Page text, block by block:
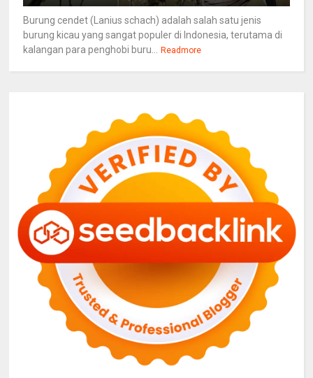
Burung cendet (Lanius schach) adalah salah satu jenis
burung kicau yang sangat populer di Indonesia, terutama di
kalangan para penghobi buru...
Readmore